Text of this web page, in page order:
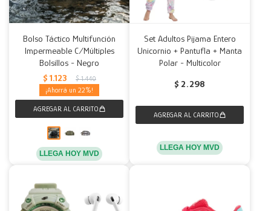
Bolso Táctico Multifunción
Impermeable C/Múltiples
Bolsillos - Negro
$ 1.123 $ 1.440
22
LLEGA HOY MVD
Set Adultos Pijama Entero
Unicornio + Pantufla + Manta
Polar - Multicolor
$ 2.298
LLEGA HOY MVD